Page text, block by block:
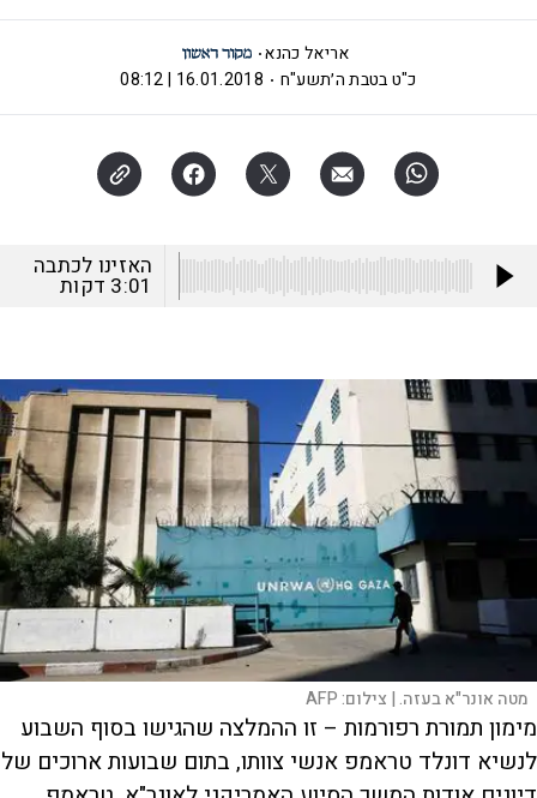
אריאל כהנא
כ"ט בטבת ה׳תשע"ח
16.01.2018 | 08:12
האזינו לכתבה
3:01 דקות
מטה אונר"א בעזה. | צילום:AFP
מימון תמורת רפורמות – זו ההמלצה שהגישו בסוף השבוע
לנשיא דונלד טראמפ אנשי צוותו, בתום שבועות ארוכים של